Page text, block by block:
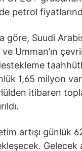
petrol
göre, Suudi
Umman’ın
1,65 milyon
itibaren
artışı günlük